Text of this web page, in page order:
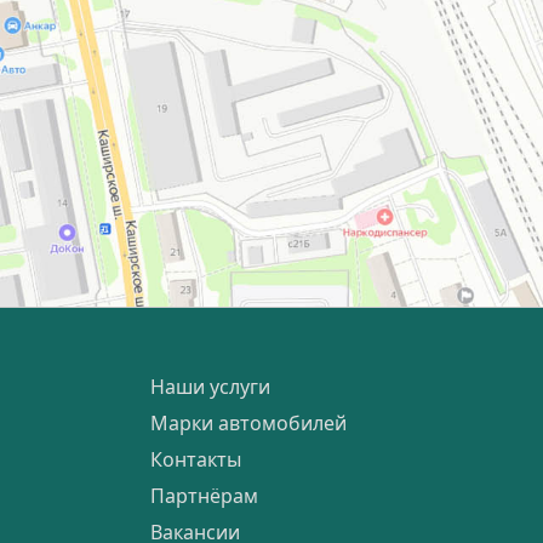
Наши услуги
Марки автомобилей
Контакты
Партнёрам
Вакансии